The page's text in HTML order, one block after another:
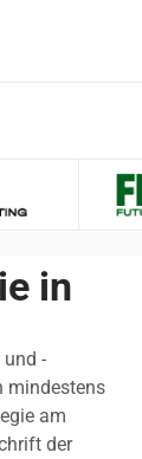
in
-
mindestens
am
der